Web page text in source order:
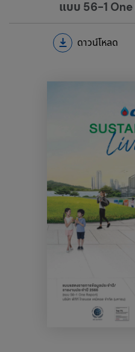
แบบ 56-1
ดาวน์โหลด